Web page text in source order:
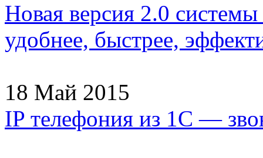
Новая версия 2.0
удобнее, быстрее,
18 Май 2015
IP телефония из 1С —